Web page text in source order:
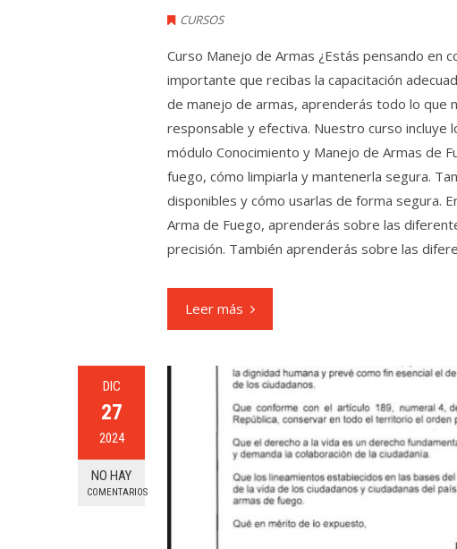
CURSOS
Curso Manejo de Armas ¿Estás pensando en
importante que recibas la capacitación
de manejo de armas, aprenderás todo lo que
responsable y efectiva. Nuestro curso incluye
módulo Conocimiento y Manejo de Armas de
fuego, cómo limpiarla y mantenerla segura.
disponibles y cómo usarlas de forma segura.
Arma de Fuego, aprenderás sobre las
precisión. También aprenderás sobre las
Leer más
DIC
27
2024
NO HAY
COMENTARIOS